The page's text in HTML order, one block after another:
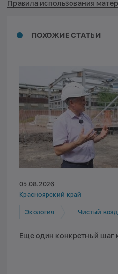
ПОХОЖИЕ СТАТЬИ
05.08.2026
Красноярский край
Экология Чистый
Еще один конкретный шаг
Правила использования